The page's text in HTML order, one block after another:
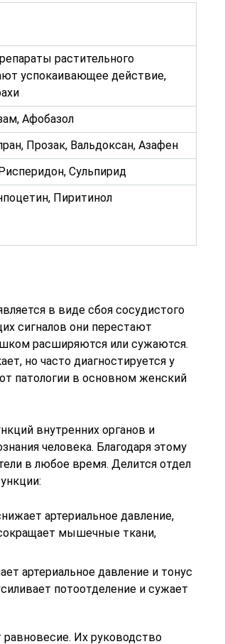
растительного
успокаивающее действие,
Афобазол
Прозак, Вальдоксан, Азафен
Сульпирид
Пиритинол
в виде сбоя сосудистого
сигналов они перестают
расширяются или сужаются.
но часто диагностируется у
патологии в основном женский
внутренних органов и
человека. Благодаря этому
в любое время. Делится отдел
артериальное давление,
мышечные ткани,
артериальное давление и тонус
потоотделение и сужает
Их руководство